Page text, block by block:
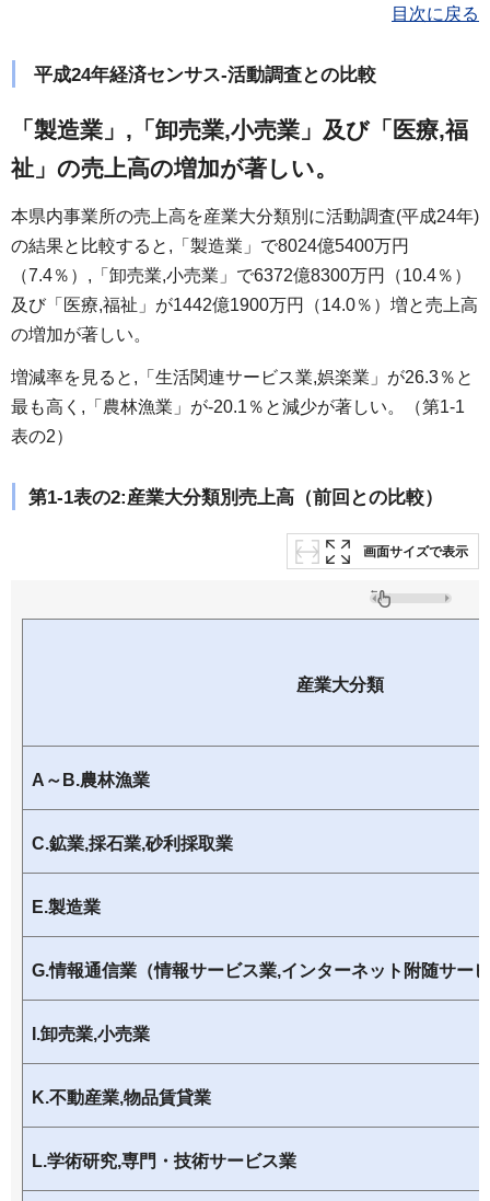
目次に戻る
平成24年経済センサス-活動調査との比較
「製造業」,「卸売業,小売業」及び「医療,福
祉」の売上高の増加が著しい。
本県内事業所の売上高を産業大分類別に活動調査(平成24年)
の結果と比較すると,「製造業」で8024億5400万円
（7.4％）,「卸売業,小売業」で6372億8300万円（10.4％）
及び「医療,福祉」が1442億1900万円（14.0％）増と売上高
の増加が著しい。
増減率を見ると,「生活関連サービス業,娯楽業」が26.3％と
最も高く,「農林漁業」が-20.1％と減少が著しい。（第1-1
表の2）
第1-1表の2:産業大分類別売上高（前回との比較）
画面サイズで表示
産業大分類
A～B.農林漁業
C.鉱業,採石業,砂利採取業
E.製造業
G.情報通信業（情報サービス業,インターネット附随サー
I.卸売業,小売業
K.不動産業,物品賃貸業
L.学術研究,専門・技術サービス業